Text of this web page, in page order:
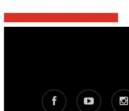
facebook youtube